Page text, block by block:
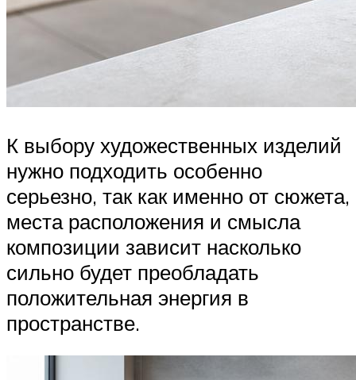
К выбору художественных изделий
нужно подходить особенно
серьезно, так как именно от сюжета,
места расположения и смысла
композиции зависит насколько
сильно будет преобладать
положительная энергия в
пространстве.